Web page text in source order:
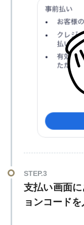
STEP.3
支払い画面
ョンコード